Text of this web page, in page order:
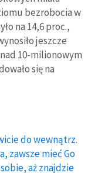
bezrobocia w
na 14,6 proc.,
jeszcze
10-milionowym
się na
do wewnątrz.
zawsze mieć Go
aż znajdzie